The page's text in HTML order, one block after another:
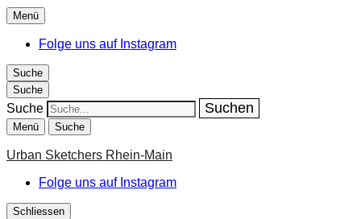
Menü
Folge uns auf Instagram
Suche
Suche
Suche
Menü Suche
Urban Sketchers Rhein-Main
Folge uns auf Instagram
Schliessen